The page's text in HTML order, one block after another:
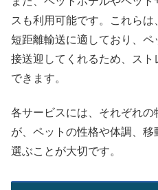
スも利用可能です。これら
短距離輸送に適しており、
接送迎してくれるため、ス
できます。
各サービスには、それぞれ
が、ペットの性格や体調、
選ぶことが大切です。